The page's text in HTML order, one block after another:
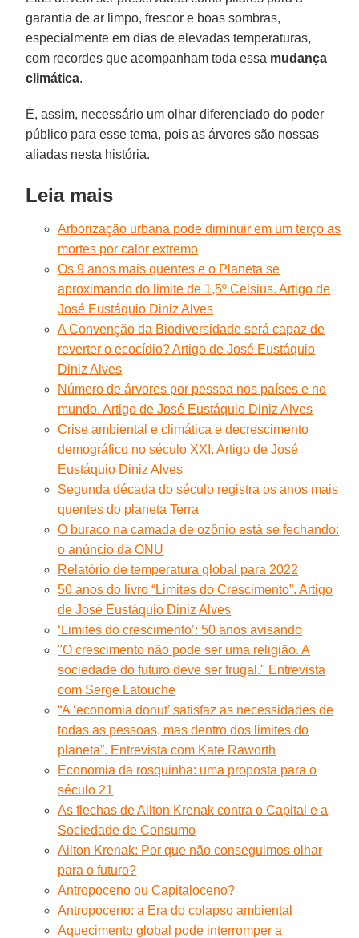
garantia de ar limpo, frescor e boas sombras,
especialmente em dias de elevadas temperaturas,
com recordes que acompanham toda essa mudança
climática.
É, assim, necessário um olhar diferenciado do poder
público para esse tema, pois as árvores são nossas
aliadas nesta história.
Leia mais
Arborização urbana pode diminuir em um terço as
mortes por calor extremo
Os 9 anos mais quentes e o Planeta se
aproximando do limite de 1,5º Celsius. Artigo de
José Eustáquio Diniz Alves
A Convenção da Biodiversidade será capaz de
reverter o ecocídio? Artigo de José Eustáquio
Diniz Alves
Número de árvores por pessoa nos países e no
mundo. Artigo de José Eustáquio Diniz Alves
Crise ambiental e climática e decrescimento
demográfico no século XXI. Artigo de José
Eustáquio Diniz Alves
Segunda década do século registra os anos mais
quentes do planeta Terra
O buraco na camada de ozônio está se fechando:
o anúncio da ONU
Relatório de temperatura global para 2022
50 anos do livro “Limites do Crescimento”. Artigo
de José Eustáquio Diniz Alves
‘Limites do crescimento’: 50 anos avisando
"O crescimento não pode ser uma religião. A
sociedade do futuro deve ser frugal." Entrevista
com Serge Latouche
“A ‘economia donut’ satisfaz as necessidades de
todas as pessoas, mas dentro dos limites do
planeta”. Entrevista com Kate Raworth
Economia da rosquinha: uma proposta para o
século 21
As flechas de Ailton Krenak contra o Capital e a
Sociedade de Consumo
Ailton Krenak: Por que não conseguimos olhar
para o futuro?
Antropoceno ou Capitaloceno?
Antropoceno: a Era do colapso ambiental
Aquecimento global pode interromper a